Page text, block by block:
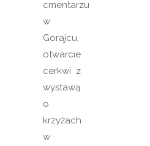
cmentarzu
w
Gorajcu,
otwarcie
cerkwi z
wystawą
o
krzyżach
w